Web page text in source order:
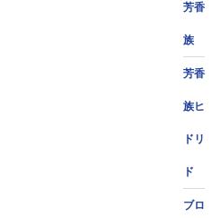
芳香
族
芳香
族ヒ
ドリ
ド
ブロ